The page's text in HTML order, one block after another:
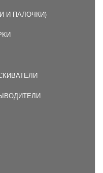
И ПАЛОЧКИ)